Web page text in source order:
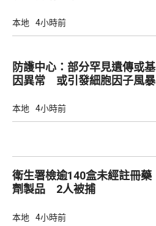
本地 4小時前
防護中心：部分罕見遺傳或基
因異常 或引發細胞因子風暴
本地 4小時前
衛生署檢逾140盒未經註冊藥
劑製品 2人被捕
本地 4小時前